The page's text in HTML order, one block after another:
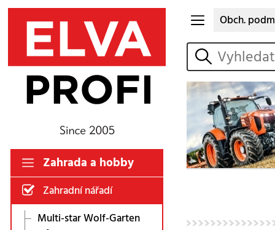
Zahrada a hobby
Zahradní nářadí
Multi-star Wolf-Garten
Obch.
vyhledat